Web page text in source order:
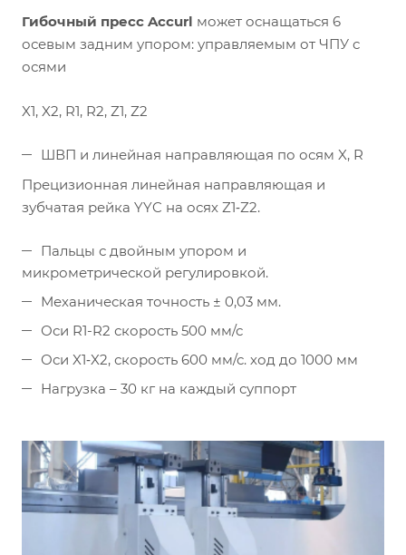
Гибочный пресс Accurl может оснащаться 6
осевым задним упором: управляемым от ЧПУ с
осями
X1, X2, R1, R2, Z1, Z2
ШВП и линейная направляющая по осям X, R
Прецизионная линейная направляющая и
зубчатая рейка YYC на осях Z1‐Z2.
Пальцы с двойным упором и
микрометрической регулировкой.
Механическая точность ± 0,03 мм.
Оси R1-R2 скорость 500 мм/с
Оси X1‐X2, скорость 600 мм/с. ход до 1000 мм
Нагрузка – 30 кг на каждый суппорт